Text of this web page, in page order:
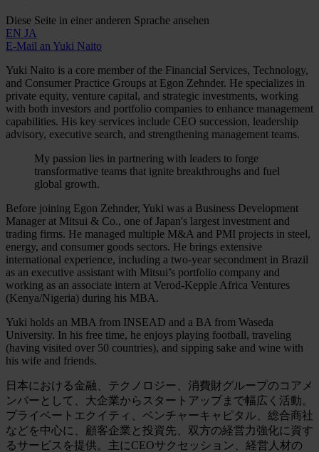
Diese Seite in einer anderen Sprache ansehen
EN JA
E-Mail an Yuki Naito
Yuki Naito is a core member of the Financial Services, Technology,
and Consumer Practice Groups at Egon Zehnder. He specializes in
private equity, venture capital, and strategic investments, working
with both investors and portfolio companies to enhance management
capabilities. His key services include CEO succession, leadership
advisory, executive search, and strengthening management teams.
My passion lies in partnering with leaders to forge
transformative teams that ignite breakthroughs and fuel
global growth.
Before joining Egon Zehnder, Yuki was a Business Development
Manager at Mitsui & Co., one of Japan's largest investment and
trading firms. He managed multiple M&A and PMI projects in steel,
energy, and consumer goods sectors. He brings extensive
international experience, including a two-year secondment in Brazil
as an executive assistant with Mitsui’s portfolio company and
working as an associate intern at Verod-Kepple Africa Ventures
(Kenya/Nigeria) during his MBA.
Yuki holds an MBA from INSEAD and a BA from Waseda
University. In his free time, he enjoys playing football, traveling
(having visited over 50 countries), and sipping sake and wine with
his wife and friends.
日本における金融、テクノロジー、消費財グループのコアメ
ンバーとして、大企業からスタートアップまで幅広く活動。
プライベートエクイティ、ベンチャーキャピタル、総合商社
などを中心に、顧客企業と投資先、双方の経営力強化に資す
るサービスを提供。主にCEOサクセッション、経営人材の